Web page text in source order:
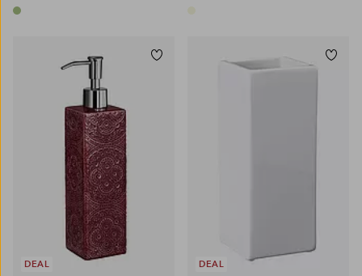
1 farve
DEAL
Tilføj til favoritter
DEAL